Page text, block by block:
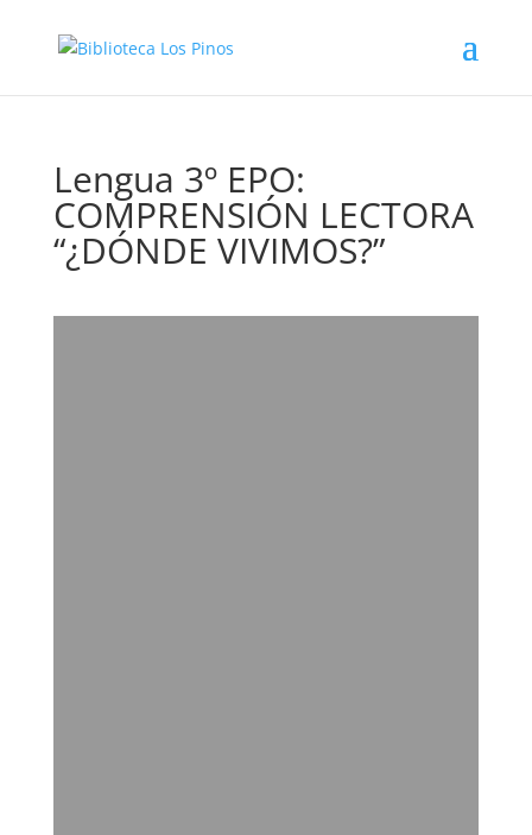
Lengua 3º EPO:
COMPRENSIÓN LECTORA
“¿DÓNDE VIVIMOS?”